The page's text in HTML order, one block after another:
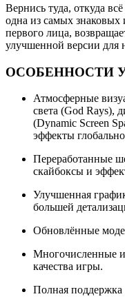
Вернись туда, откуда
одна из самых
первого лица,
улучшенной версии для
ОСОБЕННОСТИ
Атмосферные
света (God Rays),
(Dynamic Screen
эффекты
Переработанные
скайбоксы и
Улучшенная
большей
Обновлённые
Многочисленные
качества игры.
Полная поддержка